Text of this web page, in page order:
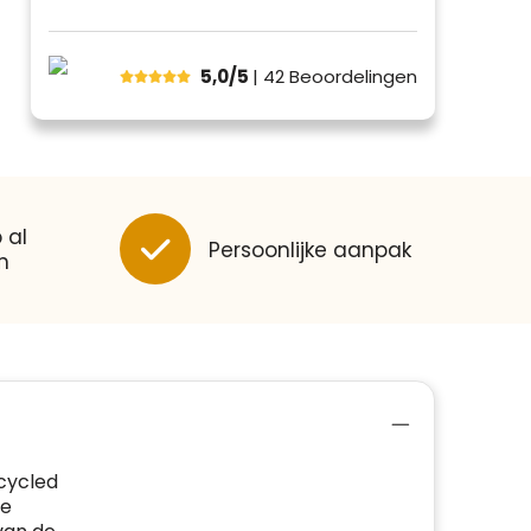
5,0/5 | 42Beoordelingen
al
Persoonlijke aanpak